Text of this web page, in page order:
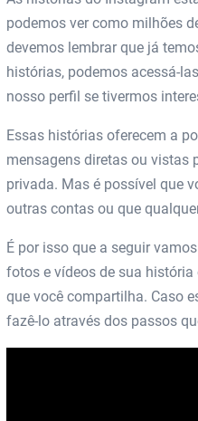
podemos ver como milhões
devemos lembrar que já
histórias, podemos acessá-
nosso perfil se tivermos
Essas histórias oferecem a
mensagens diretas ou vistas
privada. Mas é possível que
outras contas ou que
É por isso que a seguir
fotos e vídeos de sua
que você compartilha. Caso
fazê-lo através dos passos